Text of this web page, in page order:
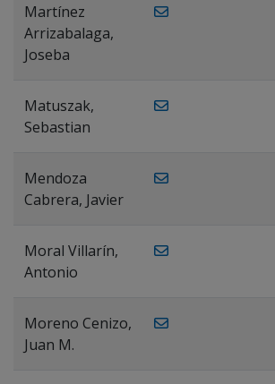
Martínez
Arrizabalaga,
Joseba
Matuszak,
Sebastian
Mendoza
Cabrera, Javier
Moral Villarín,
Antonio
Moreno Cenizo,
Juan M.